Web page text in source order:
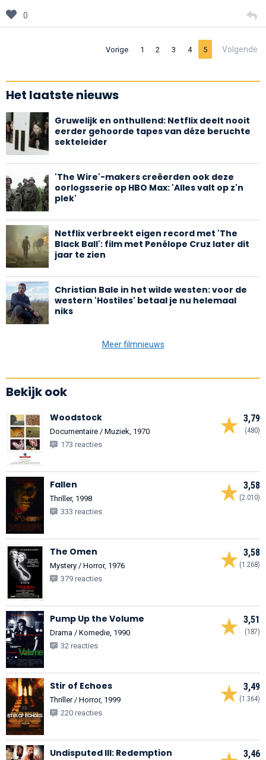
0
Vorige 1 2 3 4 5 Volgende
Het laatste nieuws
Gruwelijk en onthullend: Netflix deelt nooit
eerder gehoorde tapes van déze beruchte
sekteleider
'The Wire'-makers creëerden ook deze
oorlogsserie op HBO Max: 'Alles valt op z'n
plek'
Netflix verbreekt eigen record met 'The
Black Ball': film met Penélope Cruz later dit
jaar te zien
Christian Bale in het wilde westen: voor de
western 'Hostiles' betaal je nu helemaal
niks
Meer filmnieuws
Bekijk ook
3,79
(480)
Woodstock
Documentaire / Muziek, 1970
173 reacties
3,58
(2.010)
Fallen
Thriller, 1998
333 reacties
3,58
(1.268)
The Omen
Mystery / Horror, 1976
379 reacties
3,51
(187)
Pump Up the Volume
Drama / Komedie, 1990
32 reacties
3,49
(1.364)
Stir of Echoes
Thriller / Horror, 1999
220 reacties
3,46
Undisputed III: Redemption